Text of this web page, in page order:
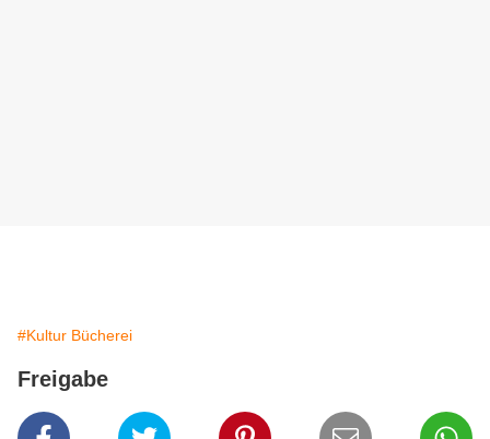
#Kultur Bücherei
Freigabe